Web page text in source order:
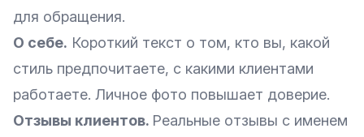
для обращения.
О себе. Короткий текст о том, кто вы, какой
стиль предпочитаете, с какими клиентами
работаете. Личное фото повышает доверие.
Отзывы клиентов. Реальные отзывы с именем